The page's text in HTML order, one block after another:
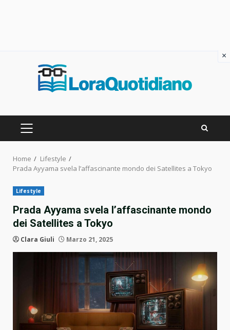
PRIMARY
Home
Lifestyle
Prada Ayyama svela l’affascinante mondo dei Satellites a Tokyo
Lifestyle
Prada Ayyama svela l’affascinante mondo
dei Satellites a Tokyo
Clara Giuli Marzo 21, 2025
×